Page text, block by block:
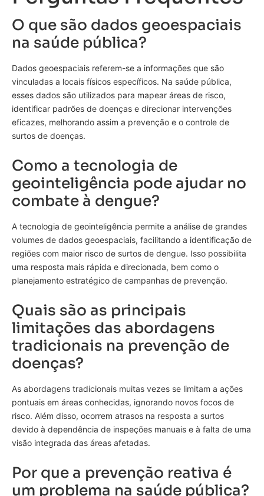
O que são dados geoespaciais
na saúde pública?
Dados geoespaciais referem-se a informações que são
vinculadas a locais físicos específicos. Na saúde pública,
esses dados são utilizados para mapear áreas de risco,
identificar padrões de doenças e direcionar intervenções
eficazes, melhorando assim a prevenção e o controle de
surtos de doenças.
Como a tecnologia de
geointeligência pode ajudar no
combate à dengue?
A tecnologia de geointeligência permite a análise de grandes
volumes de dados geoespaciais, facilitando a identificação de
regiões com maior risco de surtos de dengue. Isso possibilita
uma resposta mais rápida e direcionada, bem como o
planejamento estratégico de campanhas de prevenção.
Quais são as principais
limitações das abordagens
tradicionais na prevenção de
doenças?
As abordagens tradicionais muitas vezes se limitam a ações
pontuais em áreas conhecidas, ignorando novos focos de
risco. Além disso, ocorrem atrasos na resposta a surtos
devido à dependência de inspeções manuais e à falta de uma
visão integrada das áreas afetadas.
Por que a prevenção reativa é
um problema na saúde pública?